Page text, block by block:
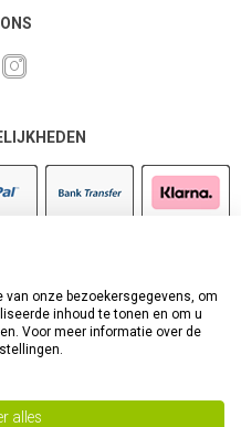
onze bezoekersgegevens, om
inhoud te tonen en om u
Voor meer informatie over de
alles